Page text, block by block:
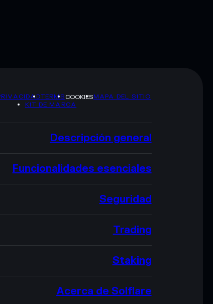
TERMSCOOKIESMAPA DEL SITIO
KIT DE MARCA
Descripción general
Funcionalidades esenciales
Seguridad
Trading
Staking
Acerca de Solflare